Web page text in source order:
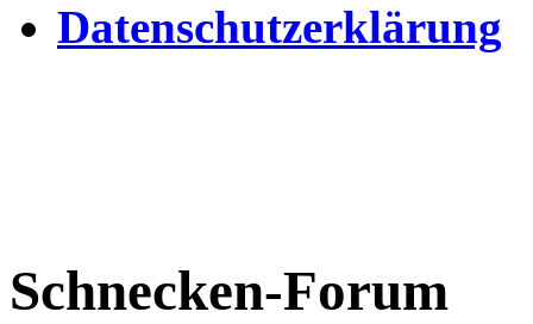
Datenschutzerklärung
Schnecken-Forum